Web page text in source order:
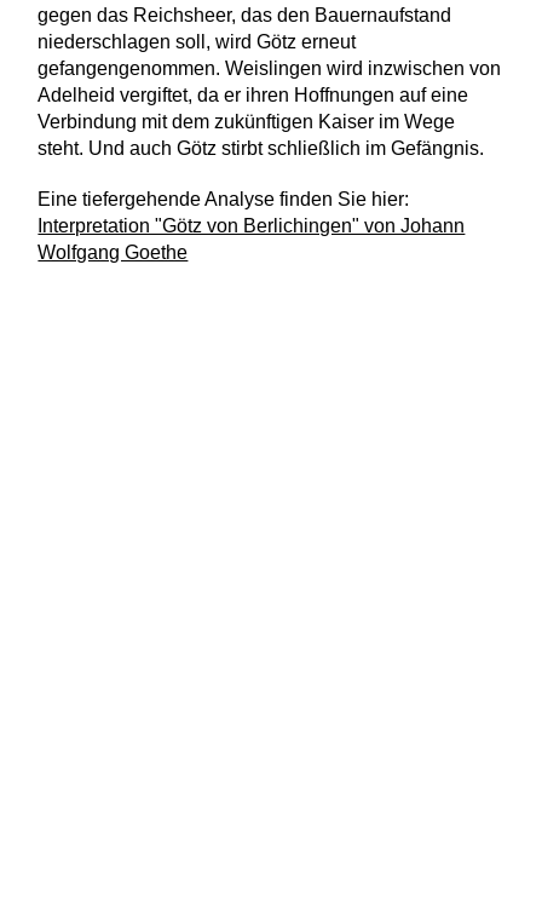
gegen das Reichsheer, das den Bauernaufstand
niederschlagen soll, wird Götz erneut
gefangengenommen. Weislingen wird inzwischen von
Adelheid vergiftet, da er ihren Hoffnungen auf eine
Verbindung mit dem zukünftigen Kaiser im Wege
steht. Und auch Götz stirbt schließlich im Gefängnis.
Eine tiefergehende Analyse finden Sie hier:
Interpretation "Götz von Berlichingen" von Johann
Wolfgang Goethe